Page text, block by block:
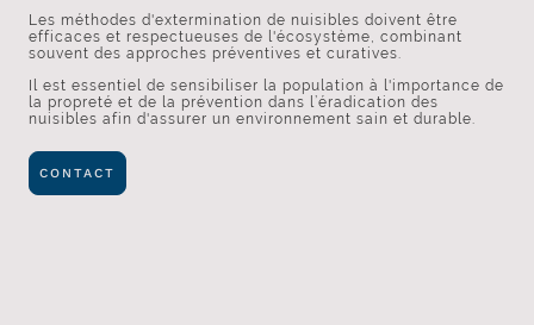
Les méthodes d'extermination de nuisibles doivent être
efficaces et respectueuses de l'écosystème, combinant
souvent des approches préventives et curatives.
Il est essentiel de sensibiliser la population à l'importance de
la propreté et de la prévention dans l’éradication des
nuisibles afin d'assurer un environnement sain et durable.
CONTACT